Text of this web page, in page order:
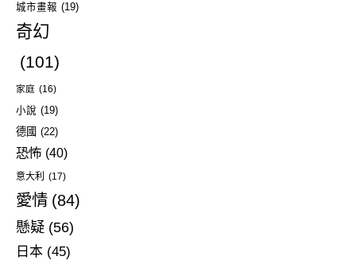
城市畫報 (19)
奇幻
(101)
家庭 (16)
小說 (19)
德國 (22)
恐怖 (40)
意大利 (17)
愛情 (84)
懸疑 (56)
日本 (45)